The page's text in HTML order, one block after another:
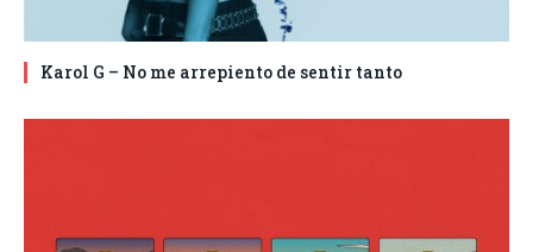
Karol G – No me arrepiento de sentir tanto